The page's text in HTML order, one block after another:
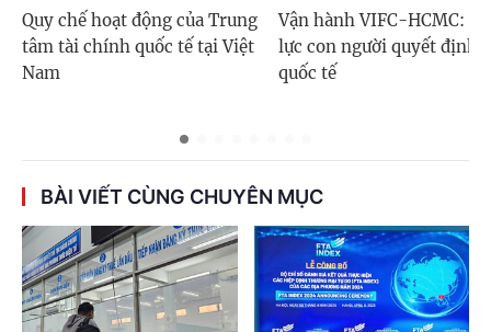
Quy chế hoạt động của Trung
tâm tài chính quốc tế tại Việt
Nam
Vận hành VIFC-HCMC:
lực con người quyết định
quốc tế
BÀI VIẾT CÙNG CHUYÊN MỤC